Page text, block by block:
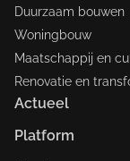
Duurzaam bouwen
Woningbouw
Maatschappij en
Renovatie en
Actueel
Platform